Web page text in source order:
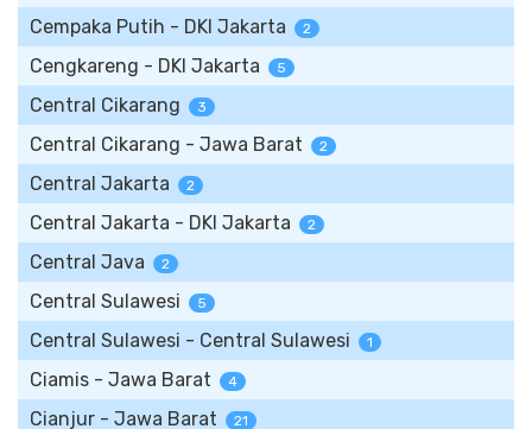
Cempaka Putih - DKI Jakarta 2
Cengkareng - DKI Jakarta 5
Central Cikarang 3
Central Cikarang - Jawa Barat 2
Central Jakarta 2
Central Jakarta - DKI Jakarta 2
Central Java 2
Central Sulawesi 5
Central Sulawesi - Central Sulawesi 1
Ciamis - Jawa Barat 4
Cianjur - Jawa Barat 21